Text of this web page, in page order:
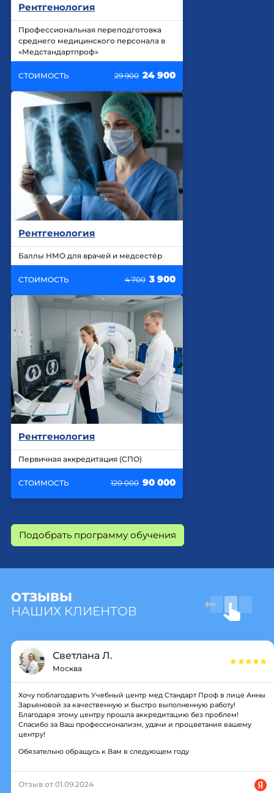
Рентгенология
Профессиональная переподготовка
среднего медицинского персонала в
«Медстандартпроф»
СТОИМОСТЬ 29 900 24 900
Рентгенология
Баллы НМО для врачей и медсестёр
СТОИМОСТЬ 4 700 3 900
Рентгенология
Первичная аккредитация (СПО)
СТОИМОСТЬ 120 000 90 000
Подобрать программу обучения
ОТЗЫВЫ
НАШИХ КЛИЕНТОВ
Светлана Л.
Москва
Хочу поблагодарить Учебный центр мед Стандарт Проф в лице Анны
Зарьяновой за качественную и быстро выполненную работу!
Благодаря этому центру прошла аккредитацию без проблем!
Спасибо за Ваш профессионализм, удачи и процветания вашему
центру!
Обязательно обращусь к Вам в следующем году
Отзыв от 01.09.2024